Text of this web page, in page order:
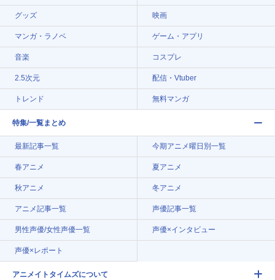
グッズ 映画
マンガ・ラノベ ゲーム・アプリ
音楽 コスプレ
2.5次元 配信・Vtuber
トレンド 無料マンガ
特集/一覧まとめ
最新記事一覧 今期アニメ曜日別一覧
春アニメ 夏アニメ
秋アニメ 冬アニメ
アニメ記事一覧 声優記事一覧
男性声優/女性声優一覧 声優×インタビュー
声優×レポート
アニメイトタイムズについて